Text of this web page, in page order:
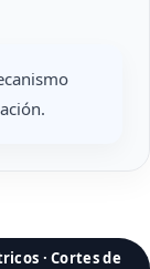
· Cortes de